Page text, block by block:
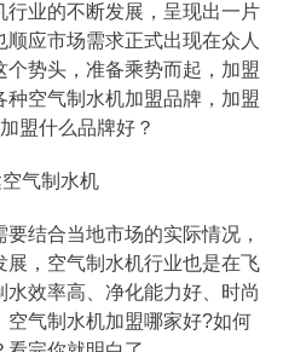
业的不断发展，呈现出一片
应市场需求正式出现在众人
势头，准备乘势而起，加盟
空气制水机加盟品牌，加盟
盟什么品牌好？
结合当地市场的实际情况，
，空气制水机行业也是在飞
效率高、净化能力好、时尚
气制水机加盟哪家好?如何